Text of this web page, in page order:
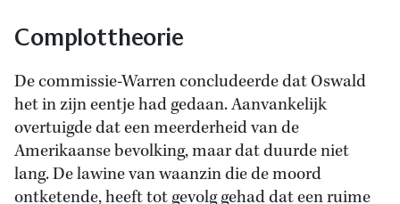
Complottheorie
De commissie-Warren concludeerde dat Oswald
het in zijn eentje had gedaan. Aanvankelijk
overtuigde dat een meerderheid van de
Amerikaanse bevolking, maar dat duurde niet
lang. De lawine van waanzin die de moord
ontketende, heeft tot gevolg gehad dat een ruime